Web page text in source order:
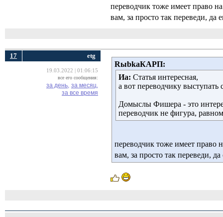
переводчик тоже имеет право
вам, за просто так переведи, да
17 etg
19.03.2022 | 01:06:15
все его сообщения:
за день, за месяц,
за все время
RыbkaКАРП:
Иа: Статья интересная,
а вот переводчику
Домыслы Фишера - это
переводчик не фигура,
переводчик тоже имеет право
вам, за просто так переведи,